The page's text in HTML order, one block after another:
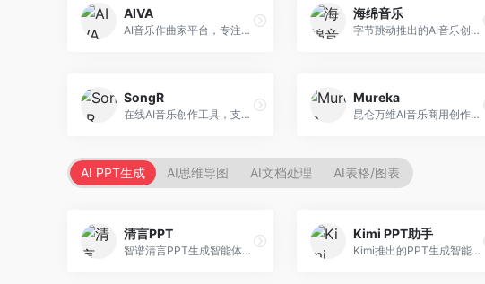
AIVA
AI音乐作曲家平台，专注于古典和影视配乐创作。面向影视制作人和游戏开发者，提供原创音乐生成、配乐定制等服务，音乐风格专业，适合影视游戏配乐。
海绵音乐
字节跳动推出的AI音乐创作平台，支持多风格音乐生成。面向内容创作者和音乐爱好者，提供歌词创作、旋律生成、编曲制作等服务，创作效率高，适合短视频配乐。
SongR
在线AI音乐创作工具，支持歌词与旋律一体化生成。面向内容创作者和音乐爱好者，提供歌词创作、旋律生成、音乐制作等服务，操作简便，创作速度快。
Mureka
昆仑万维AI音乐商用创作平台，专注于商业音乐授权。面向企业和商业用户，提供版权音乐生成、商用授权等服务，音乐版权清晰，商业应用安全。
AI PPT生成 AI思维导图 AI文档处理 AI表格/图表
清言PPT
智谱清言PPT生成智能体，基于GLM大模型。面向智谱用户，支持对话生成PPT、内容优化等服务，与智谱生态深度整合。
Kimi PPT助手
Kimi推出的PPT生成智能体，整合长文本处理能力。面向职场人士和学生，支持文档解析、PPT生成、内容优化等服务，与Kimi生态深度整合。